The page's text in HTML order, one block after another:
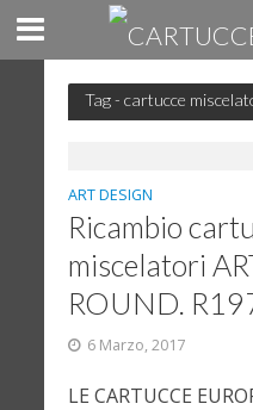
Tag - cartucce
ART DESIGN
Ricambio
miscelatori
ROUND.
6 Marzo, 2017
LE CARTUCCE